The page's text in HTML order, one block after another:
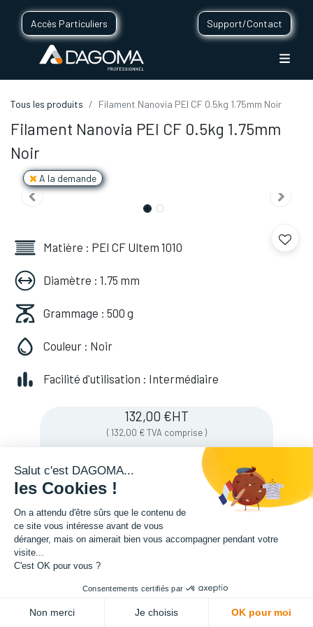
Accès Particuliers Support/Contact
Tous les produits Filament Nanovia PEI CF 0.5kg 1.75mm Noir
Filament Nanovia PEI CF 0.5kg 1.75mm
Noir
A la demande
Matière : PEI CF Ultem 1010
Diamètre : 1.75 mm
Grammage : 500 g
Couleur : Noir
Facilité d'utilisation : Intermédiaire
132,00 €HT
( 132,00 € TVA comprise )
Soyez averti lorsque le produit est de
nouveau en stock
Salut c'est DAGOMA...
les Cookies !
On a attendu d'être sûrs que le contenu de
ce site vous intéresse avant de vous
déranger, mais on aimerait bien vous accompagner pendant votre
visite...
C'est OK pour vous ?
Consentements certifiés par
Non merci Je choisis OK pour moi